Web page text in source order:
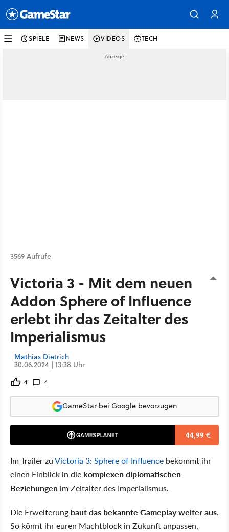
SPIELE NEWS VIDEOS TECH
3569 Aufrufe
Victoria 3 - Mit dem neuen
Addon Sphere of Influence
erlebt ihr das Zeitalter des
Imperialismus
Mathias Dietrich
30.06.2024 | 13:38 Uhr
4 4
GameStar bei Google bevorzugen
44,99 €
Im Trailer zuVictoria 3: Sphere of Influence bekommt ihr
einen Einblick in die komplexen diplomatischen
Beziehungen im Zeitalter des Imperialismus.
Die Erweiterung baut das bekannte Gameplay weiter aus.
So könnt ihr euren Machtblock in Zukunft anpassen,